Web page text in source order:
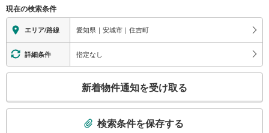
現在の検索条件
エリア/路線 愛知県｜安城市｜住吉町
詳細条件 指定なし
検
新着物件通知を受け取る
検索条件を保存する